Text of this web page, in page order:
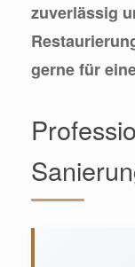
zuverlässig
gerne für